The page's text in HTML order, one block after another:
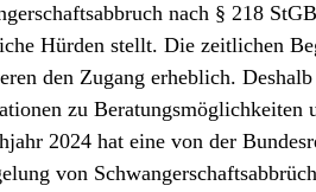
nach § 218
Hürden stellt. Die zeitlichen
den Zugang erheblich.
zu Beratungsmöglichkeiten
2024 hat eine von der
von